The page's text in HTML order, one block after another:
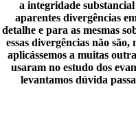
a integridade
aparentes divergências
detalhe e para as mesmas
essas divergências não
aplicássemos a muitas
usaram no estudo dos
levantamos dúvida